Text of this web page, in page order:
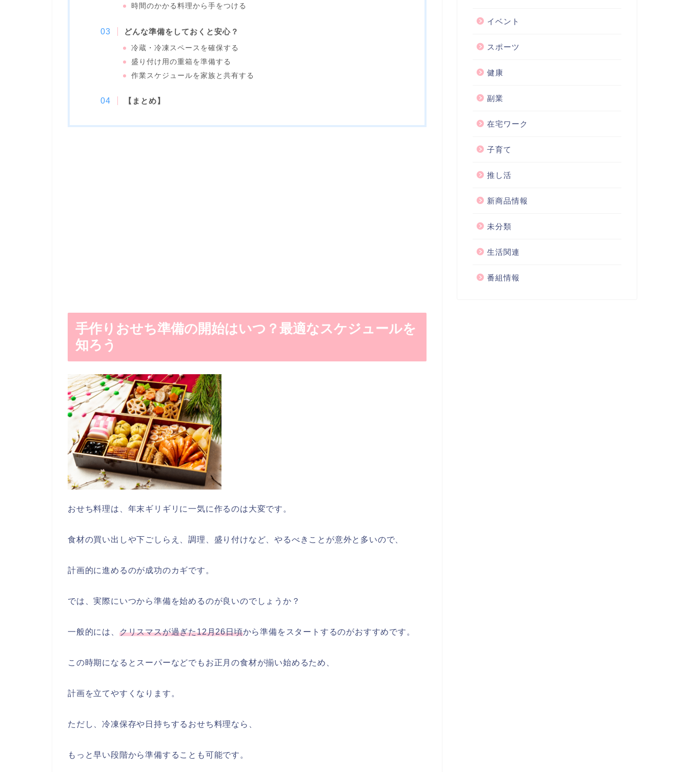
時間のかかる料理から手をつける
どんな準備をしておくと安心？
冷蔵・冷凍スペースを確保する
盛り付け用の重箱を準備する
作業スケジュールを家族と共有する
【まとめ】
手作りおせち準備の開始はいつ？最適なスケジュールを
知ろう
おせち料理は、年末ギリギリに一気に作るのは大変です。
食材の買い出しや下ごしらえ、調理、盛り付けなど、やるべきことが意外と多いので、
計画的に進めるのが成功のカギです。
では、実際にいつから準備を始めるのが良いのでしょうか？
一般的には、 クリスマスが過ぎた12月26日頃から準備をスタートするのがおすすめです。
この時期になるとスーパーなどでもお正月の食材が揃い始めるため、
計画を立てやすくなります。
ただし、冷凍保存や日持ちするおせち料理なら、
もっと早い段階から準備することも可能です。
イベント
スポーツ
健康
副業
在宅ワーク
子育て
推し活
新商品情報
未分類
生活関連
番組情報